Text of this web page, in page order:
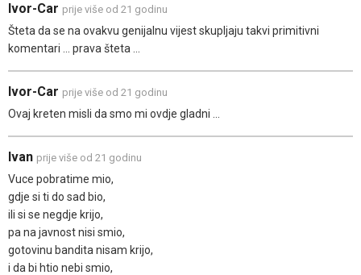
Ivor-Car prije više od 21 godinu
Šteta da se na ovakvu genijalnu vijest skupljaju takvi primitivni
komentari ... prava šteta ...
Ivor-Car prije više od 21 godinu
Ovaj kreten misli da smo mi ovdje gladni ...
Ivan prije više od 21 godinu
Vuce pobratime mio,
gdje si ti do sad bio,
ili si se negdje krijo,
pa na javnost nisi smio,
gotovinu bandita nisam krijo,
i da bi htio nebi smio,